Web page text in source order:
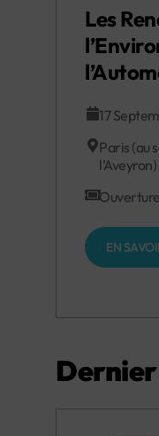
Les
17
Paris (au
l’Aveyron)
EN